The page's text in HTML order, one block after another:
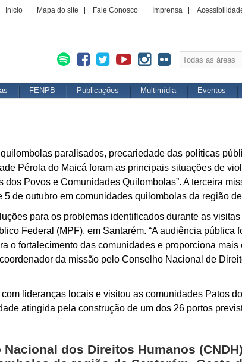
Início Mapa do site Fale Conosco Imprensa
FENPB Publicações Multimídia Eventos
paralisados, precariedade das políticas
Pérola do Maicá foram as principais situações de
dos Povos e Comunidades Quilombolas”. A terceira
de outubro em comunidades quilombolas da região
para os problemas identificados durante as
Federal (MPF), em Santarém. “A audiência pública
o fortalecimento das comunidades e proporciona
da missão pelo Conselho Nacional de
lideranças locais e visitou as comunidades Patos
atingida pela construção de um dos 26 portos
dos Direitos Humanos